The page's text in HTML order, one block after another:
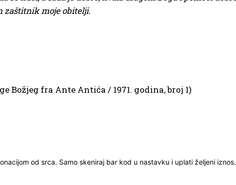
zaštitnik moje obitelji.
fra Ante Antića / 1971. godina, broj 1)
od srca. Samo skeniraj bar kod u nastavku i uplati željeni iznos.